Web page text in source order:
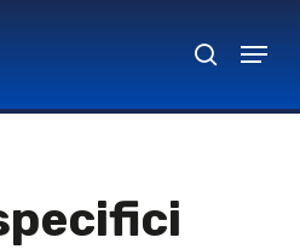
search
Menu
Menu